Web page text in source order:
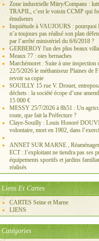
Zone industrielle Mitry/Compans :
TRAPIL, c’est le voisin CCMP qui
émulseurs
Inquiétude à VAUJOURS :
n’a toujours pas réalisé son plan
par l’arrêté ministériel du 6/6/2018 ?
GERBEROY l'un des plus beaux
Meaux 77 : oies bernaches
Marchémoret : Suite à une inspection
22/5/2026 le méthaniseur Plaines de
revoir sa copie
SOUILLY 15 rue V. Drouet,
déchets : la société écope d’une
15 000 €
MESSY 25/7/2026 à 8h51 : Un
route, que fait la Préfecture ?
Claye-Souilly : Louis Honoré
volontaire, mort en 1902, dans
ANNET SUR MARNE ,
ECT : l’exploitant ne tiendra pas ses
équipements sportifs et jardins
réalisés
Liens Et Cartes
CARTES Seine et Marne
LIENS
Catégories